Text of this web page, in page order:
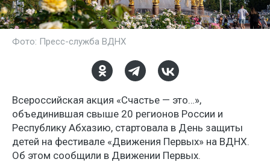
Фото: Пресс-служба ВДНХ
Всероссийская акция «Счастье — это…»,
объединившая свыше 20 регионов России и
Республику Абхазию, стартовала в День защиты
детей на фестивале «Движения Первых» на ВДНХ.
Об этом сообщили в Движении Первых.